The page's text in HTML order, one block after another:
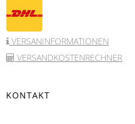
VERSANINFORMATIONEN
VERSANDKOSTENRECHNER
KONTAKT